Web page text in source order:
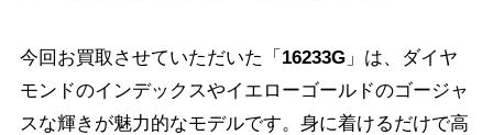
今回お買取させていただいた「 16233G」は、ダイヤ
モンドのインデックスやイエローゴールドのゴージャ
スな輝きが魅力的なモデルです。身に着けるだけで高